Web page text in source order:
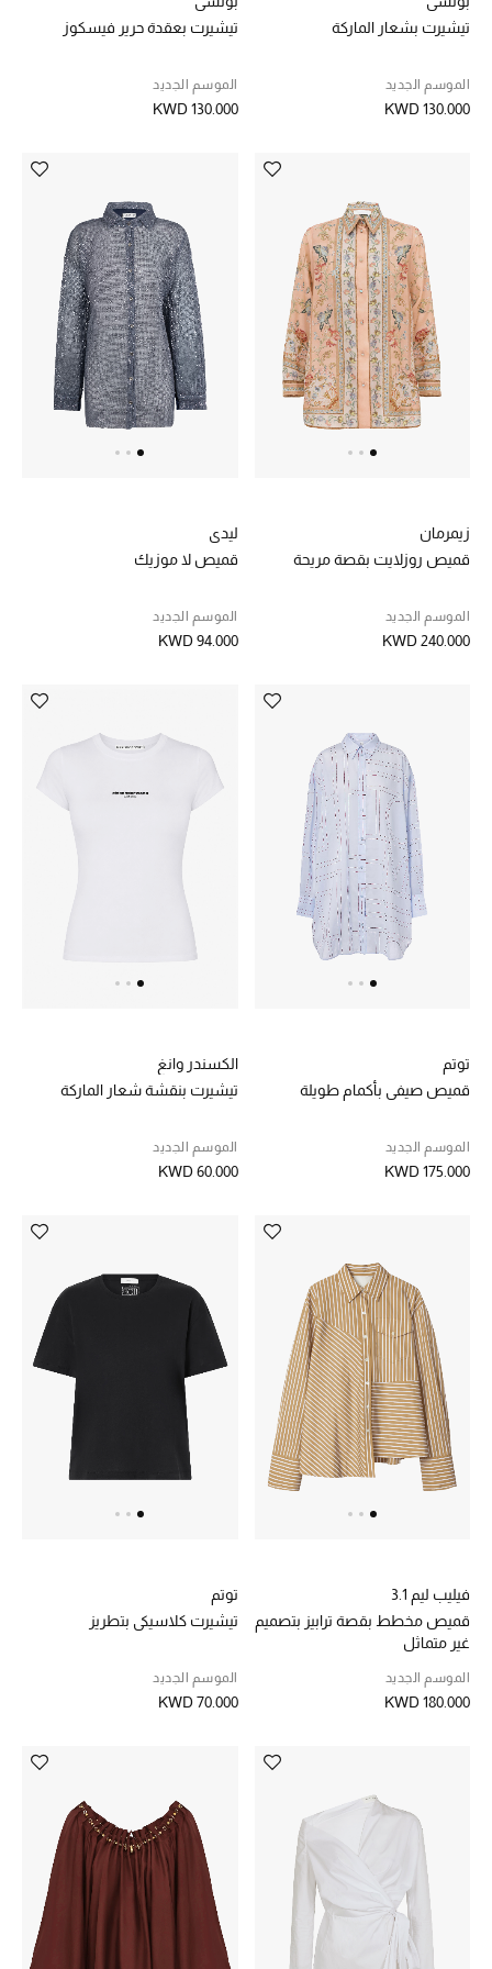
مكتشف العطور
المكياج
مستحضرات الاستحمام والعناية بالجسم
العناية بالشعر
الصحة والعافية
الجمال في بلوميز
أبرز الماركات
الرجال
عرض جميع المنتجات
خصومات
ركن أناقة المنتجعات
حصريًا عبر الإنترنت
جميع الملابس الرجالية
الأحذية الرجالية
جميع الإكسسورات الرجالية
حقائب رجالية
العناية الشخصية بالرجال
صُممت للرجال
تسوقوا للرجال
خصومات
عودة صغاركم للمدارس
تيشيرت بشعار الماركة
الموسم الجديد
KWD 130.000
تيشيرت بعقدة حرير فيسكوز
الموسم الجديد
KWD 130.000
زيمرمان
قميص روزلايت بقصة مريحة
الموسم الجديد
KWD 240.000
ليدي
قميص لا موزيك
الموسم الجديد
KWD 94.000
توتم
قميص صيفي بأكمام طويلة
الموسم الجديد
KWD 175.000
الكسندر وانغ
تيشيرت بنقشة شعار الماركة
الموسم الجديد
KWD 60.000
فيليب ليم 3.1
قميص مخطط بقصة ترابيز بتصميم
غير متماثل
الموسم الجديد
KWD 180.000
توتم
تيشيرت كلاسيكي بتطريز
الموسم الجديد
KWD 70.000